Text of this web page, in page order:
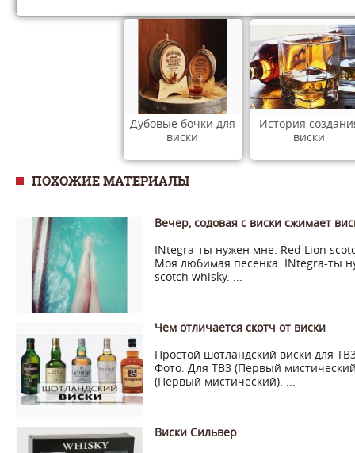
Дубовые бочки для
виски
История
виски
ПОХОЖИЕ МАТЕРИАЛЫ
Вечер, содовая с виски сжимает
INtegra-ты нужен мне. Red Lion
Моя любимая песенка. INtegra-ты
scotch whisky. ...
Чем отличается скотч от виски
Простой шотландский виски для
Фото. Для ТВ3 (Первый
(Первый мистический). ...
Виски Сильвер